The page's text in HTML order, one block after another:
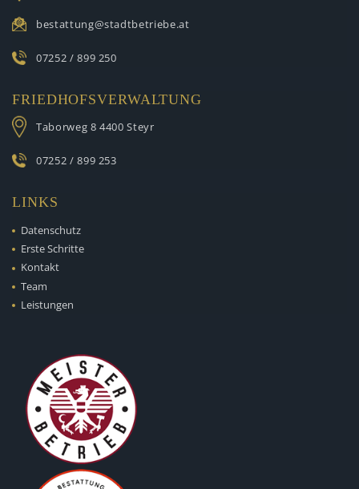
bestattung@stadtbetriebe.at
07252 / 899 250
FRIEDHOFSVERWALTUNG
Taborweg 8 4400 Steyr
07252 / 899 253
LINKS
Datenschutz
Erste Schritte
Kontakt
Team
Leistungen